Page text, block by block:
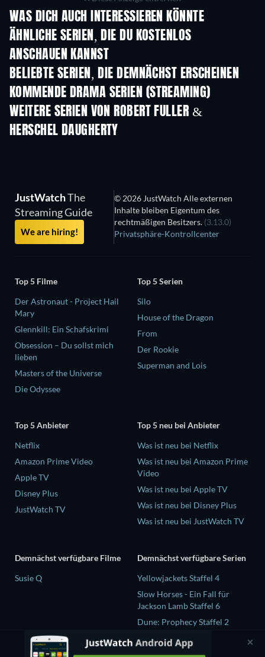
WAS DICH AUCH INTERESSIEREN KÖNNTE
Serie Serie
ÄHNLICHE SERIEN, DIE DU KOSTENLOS
ANSCHAUEN KANNST
Serie
BELIEBTE SERIEN, DIE DEMNÄCHST ERSCHEINEN
Serie Serie
KOMMENDE DRAMA SERIEN (STREAMING)
Staffel 4 Staffel 6
WEITERE SERIEN VON ROBERT FULLER &
HERSCHEL DAUGHERTY
Serie
JustWatchThe
Streaming Guide
We are hiring!
© 2026 JustWatch Alle externen
Inhalte bleiben Eigentum des
rechtmäßigen Besitzers. (3.13.0)
Privatsphäre-Kontrollcenter
Top 5 Filme
Der Astronaut - Project Hail
Mary
Glennkill: Ein Schafskrimi
Obsession – Du sollst mich
lieben
Masters of the Universe
Die Odyssee
Top 5 Serien
Silo
House of the Dragon
From
Der Rookie
Superman and Lois
Top 5 Anbieter
Netflix
Amazon Prime Video
Apple TV
Disney Plus
JustWatch TV
Top 5 neu bei Anbieter
Was ist neu bei Netflix
Was ist neu bei Amazon Prime
Video
Was ist neu bei Apple TV
Was ist neu bei Disney Plus
Was ist neu bei JustWatch TV
Demnächst verfügbare Filme
Susie Q
Demnächst verfügbare Serien
Yellowjackets Staffel 4
Slow Horses - Ein Fall für
Jackson Lamb Staffel 6
Dune: Prophecy Staffel 2
The Gentlemen Staffel 2
Love Is Blind: UK Staffel 3